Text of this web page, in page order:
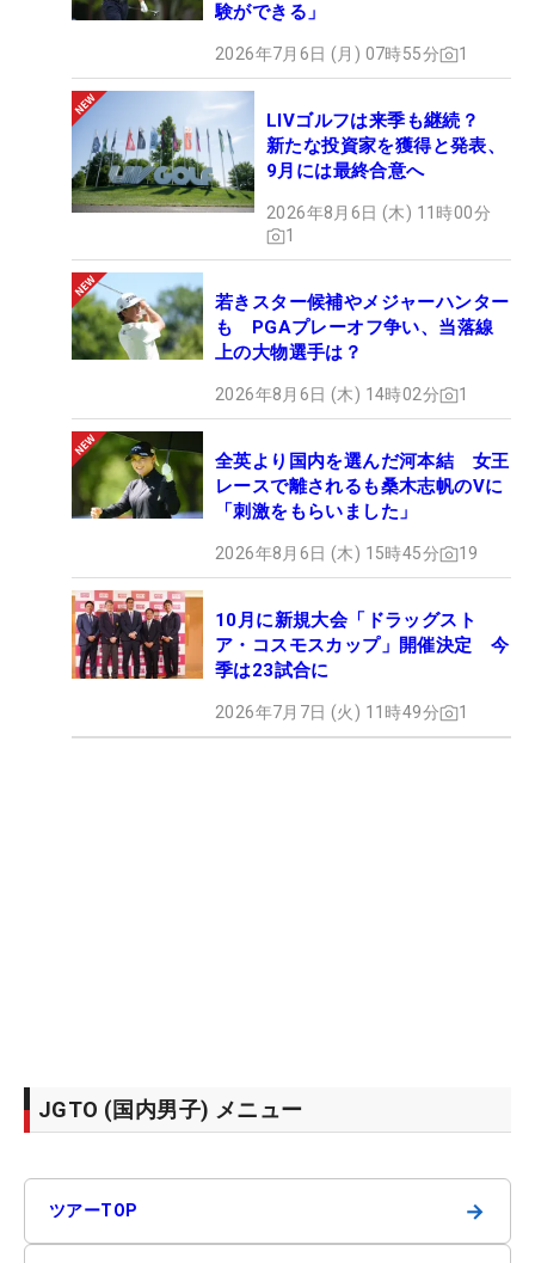
験ができる」
2026年7月6日 (月) 07時55分 1
LIVゴルフは来季も継続？
新たな投資家を獲得と発表、
9月には最終合意へ
2026年8月6日 (木) 11時00分
1
若きスター候補やメジャーハンター
も PGAプレーオフ争い、当落線
上の大物選手は？
2026年8月6日 (木) 14時02分 1
全英より国内を選んだ河本結 女王
レースで離されるも桑木志帆のVに
「刺激をもらいました」
2026年8月6日 (木) 15時45分 19
10月に新規大会「ドラッグスト
ア・コスモスカップ」開催決定 今
季は23試合に
2026年7月7日 (火) 11時49分 1
JGTO (国内男子) メニュー
ツアーTOP →